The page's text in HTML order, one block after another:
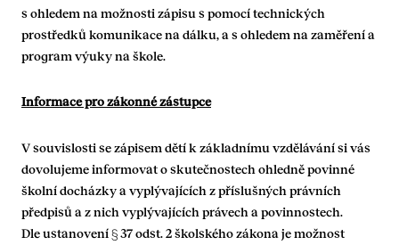
s ohledem na možnosti zápisu s pomocí technických
prostředků komunikace na dálku, a s ohledem na zaměření a
program výuky na škole.
Informace pro zákonné zástupce
V souvislosti se zápisem dětí k základnímu vzdělávání si vás
dovolujeme informovat o skutečnostech ohledně povinné
školní docházky a vyplývajících z příslušných právních
předpisů a z nich vyplývajících právech a povinnostech.
Dle ustanovení § 37 odst. 2 školského zákona je možnost